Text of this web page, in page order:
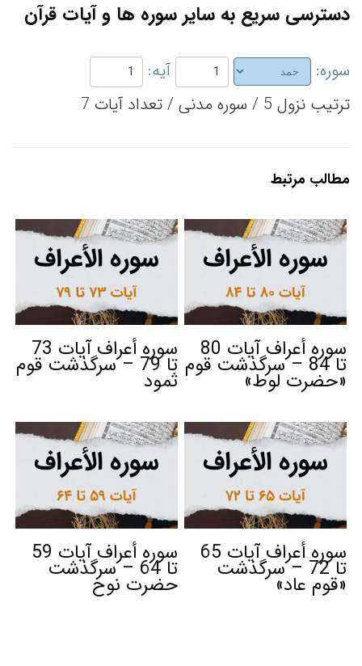
دسترسی سریع به سایر سوره ها و آیات قرآن
سوره:
آیه:
ترتیب نزول 5 / سوره مدنی / تعداد آیات 7
مطالب مرتبط
سوره أعراف آیات 80
تا 84 – سرگذشت قوم
«حضرت لوط»
سوره أعراف آیات 73
تا 79 – سرگذشت قوم
ثمود
سوره أعراف آیات 65
تا 72 – سرگذشت
«قوم عاد»
سوره أعراف آیات 59
تا 64 – سرگذشت
حضرت نوح